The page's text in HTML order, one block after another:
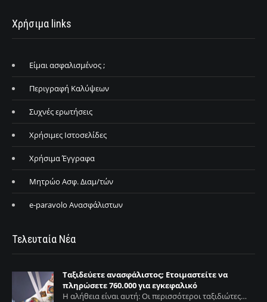
Χρήσιμα links
Είμαι ασφαλισμένος ;
Περιγραφή Καλύψεων
Συχνές ερωτήσεις
Χρήσιμες Ιστοσελίδες
Χρήσιμα Έγγραφα
Μητρώο Ασφ. Διαμ/τών
e-paravolo Ανασφάλιστων
Τελευταία Νέα
Ταξιδεύετε ανασφάλιστος; Ετοιμαστείτε να
πληρώσετε 760.000 για εγκεφαλικό
Η αλήθεια είναι αυτή: Οι περισσότεροι ταξιδιώτες…